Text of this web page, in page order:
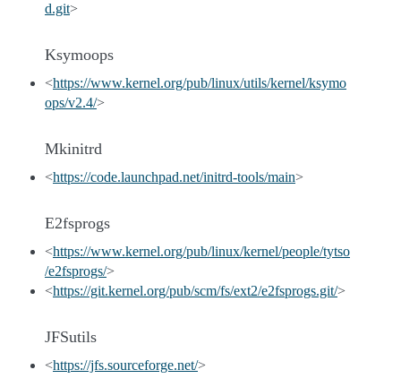
d.git>
Ksymoops
<https://www.kernel.org/pub/linux/utils/kernel/ksymo
ops/v2.4/>
Mkinitrd
<https://code.launchpad.net/initrd-tools/main>
E2fsprogs
<https://www.kernel.org/pub/linux/kernel/people/tytso
/e2fsprogs/>
<https://git.kernel.org/pub/scm/fs/ext2/e2fsprogs.git/>
JFSutils
<https://jfs.sourceforge.net/>